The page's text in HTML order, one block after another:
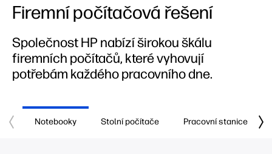
Firemní počítačová řešení
Společnost HP nabízí širokou škálu
firemních počítačů, které vyhovují
potřebám každého pracovního dne.
Notebooky Stolní počítače Pracovní stanice